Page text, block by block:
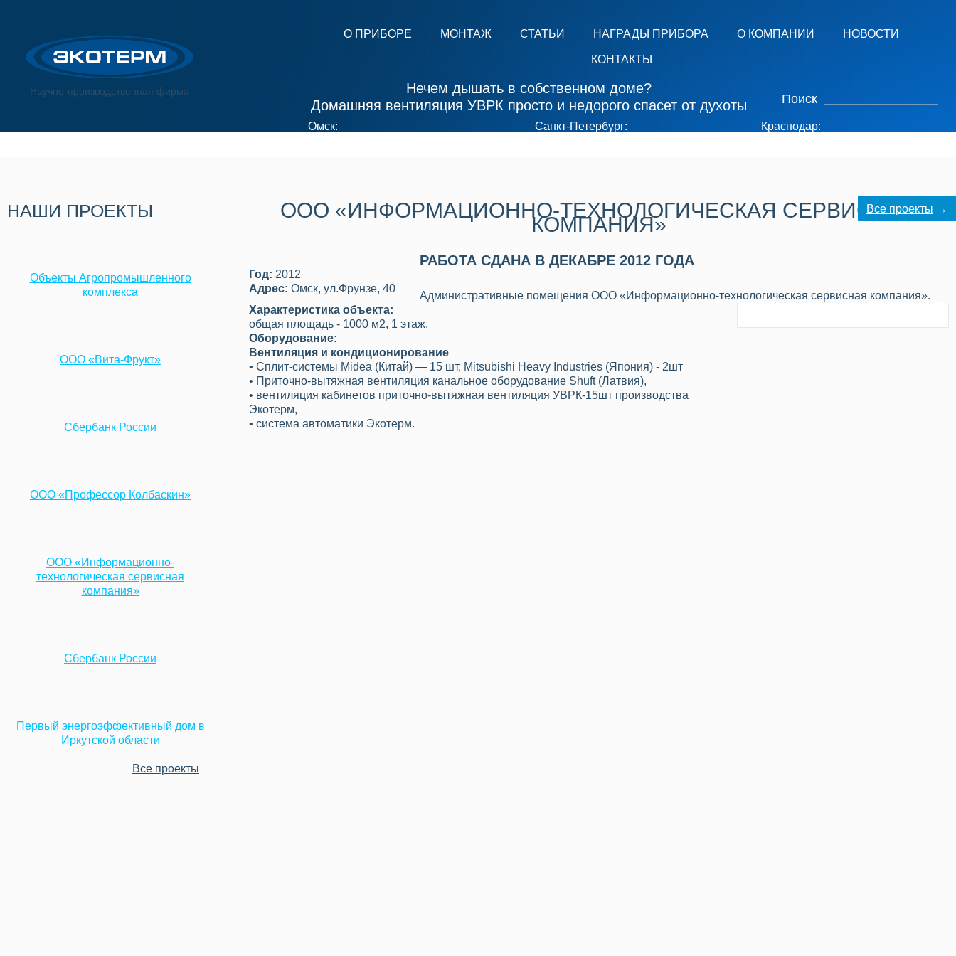
Научно-производственная фирма
О ПРИБОРЕ МОНТАЖ СТАТЬИ НАГРАДЫ ПРИБОРА О КОМПАНИИ НОВОСТИ
КОНТАКТЫ
Поиск
Нечем дышать в собственном доме?
Домашняя вентиляция УВРК просто и недорого спасет от духоты
Омск: Санкт-Петербург: Краснодар:
НАШИ ПРОЕКТЫ
Объекты Агропромышленного
комплекса
ООО «Вита-Фрукт»
Сбербанк России
ООО «Профессор Колбаскин»
ООО «Информационно-
технологическая сервисная
компания»
Сбербанк России
Первый энергоэффективный дом в
Иркутской области
Все проекты
Все проекты →
ООО «ИНФОРМАЦИОННО-ТЕХНОЛОГИЧЕСКАЯ СЕРВИСНАЯ
КОМПАНИЯ»
Год: 2012
Адрес: Омск, ул.Фрунзе, 40
РАБОТА СДАНА В ДЕКАБРЕ 2012 ГОДА
Административные помещения ООО «Информационно-технологическая сервисная компания».
Характеристика объекта:
общая площадь - 1000 м2, 1 этаж.
Оборудование:
Вентиляция и кондиционирование
• Сплит-системы Midea (Китай) — 15 шт, Mitsubishi Heavy Industries (Япония) - 2шт
• Приточно-вытяжная вентиляция канальное оборудование Shuft (Латвия),
• вентиляция кабинетов приточно-вытяжная вентиляция УВРК-15шт производства
Экотерм,
• система автоматики Экотерм.